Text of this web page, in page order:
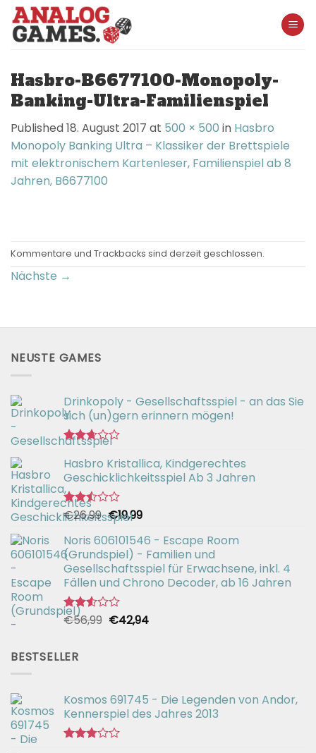
Skip
content
Hasbro-B6677100-Monopoly-
Banking-Ultra-Familienspiel
Published18. August 2017 at 500 × 500 in Hasbro
Monopoly Banking Ultra – Klassiker der Brettspiele
mit elektronischem Kartenleser, Familienspiel ab 8
Jahren, B6677100
Kommentare und Trackbacks sind derzeit geschlossen.
Nächste →
NEUSTE GAMES
Drinkopoly - Gesellschaftsspiel - an das Sie
sich (un)gern erinnern mögen!
Bewertet
mit
2.67
von 5
Hasbro Kristallica, Kindgerechtes
Geschicklichkeitsspiel Ab 3 Jahren
Bewertet
mit
2.49
von 5
€26,99 Ursprünglicher
Preis
war:
€26,99
€19,99Aktueller
ist:
€19,99.
Noris 606101546 - Escape Room
(Grundspiel) - Familien und
Gesellschaftsspiel für Erwachsene, inkl. 4
Fällen und Chrono Decoder, ab 16 Jahren
Bewertet
von 5
€56,99 Ursprünglicher
€42,94Aktueller
BESTSELLER
Kosmos 691745 - Die Legenden von Andor,
Kennerspiel des Jahres 2013